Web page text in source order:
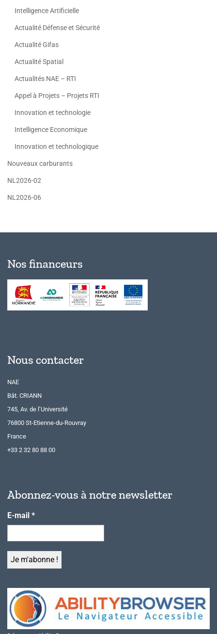
Intelligence Artificielle
Actualité Défense et Sécurité
Actualité Gifas
Actualité Spatial
Actualités NAE – RTI
Appel à Projets – Projets RTI
Innovation et technologie
Intelligence Economique
Innovation et technologique
Nouveaux carburants
NL2026-02
NL2026-06
Nos financeurs
Nous contacter
NAE
Bât. CRIANN
745, Av. de l’Université
76800 St-Etienne-du-Rouvray
France
+33 2 32 80 88 00
Abonnez-vous à notre newsletter
E-mail *